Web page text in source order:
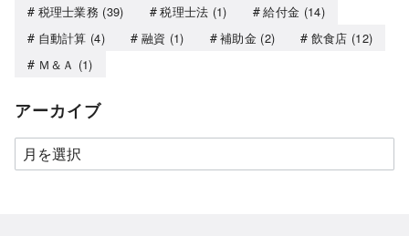
税理士業務 (39) 税理士法 (1) 給付金 (14)
自動計算 (4) 融資 (1) 補助金 (2) 飲食店 (12)
Ｍ＆Ａ (1)
アーカイブ